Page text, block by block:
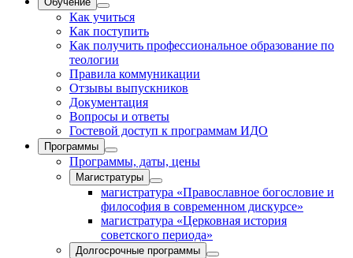
Как учиться
Как поступить
Как получить профессиональное образование по
теологии
Правила коммуникации
Отзывы выпускников
Документация
Вопросы и ответы
Гостевой доступ к программам ИДО
Программы
Программы, даты, цены
Магистратуры
магистратура «Православное богословие и
философия в современном дискурсе»
магистратура «Церковная история
советского периода»
Долгосрочные программы